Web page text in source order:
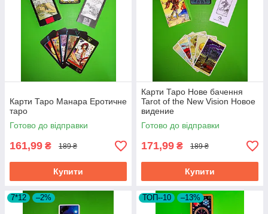
Карти Таро Манара Еротичне
таро
Готово до відправки
161,99 ₴ 189 ₴
Купити
Карти Таро Нове бачення
Tarot of the New Vision Новое
видение
Готово до відправки
171,99 ₴ 189 ₴
Купити
7*12 –2% ТОП--10 –13%